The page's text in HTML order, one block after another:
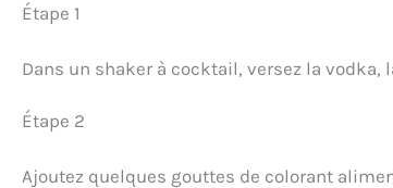
Étape 1
Dans un shaker à cocktail, versez la
Étape 2
Ajoutez quelques gouttes de colorant